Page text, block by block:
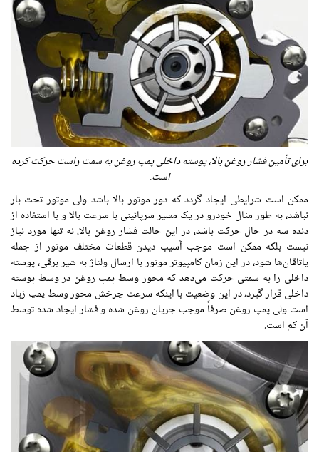
برای تأمین فشار روغن بالا، پوسته داخلی پمپ روغن به سمت راست حرکت کرده
است.
ممکن است شرایطی ایجاد گردد که دور موتور بالا باشد ولی موتور تحت بار
نباشد، به طور مثال خودرو در یک مسیر سرپائینی با سرعت بالا و با استفاده از
دنده سه در حال حرکت باشد، در این حالت فشار روغن بالا، نه‌ تنها مورد نیاز
نیست بلکه ممکن است موجب آسیب دیدن قطعات مختلف موتور از جمله
یاتاقان‌ها شود، در این زمان کامپیوتر موتور با ارسال ولتاژ به شیر برقی، پوسته
داخلی را به سمتی حرکت می‌دهد که محور وسط پمپ روغن در وسط پوسته
داخلی قرار گیرد، در این وضعیت با اینکه سرعت چرخش محور وسط پمپ زیاد
است ولی پمپ روغن صرفاً موجب جریان روغن شده و فشار ایجاد شده توسط
آن کم است.